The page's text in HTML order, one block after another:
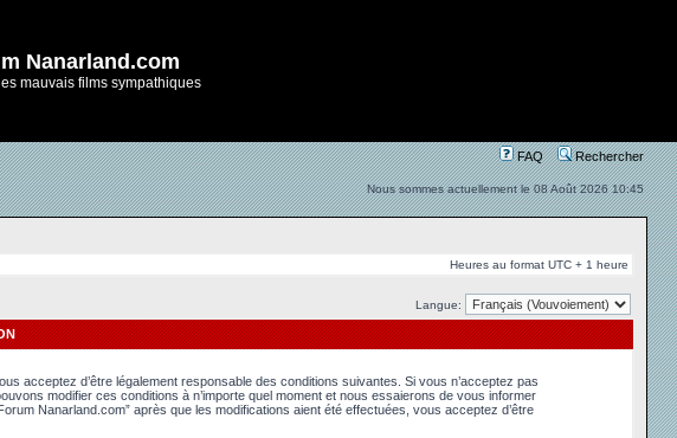
Nanarland.com
mauvais films sympathiques
FAQ Rechercher
Nous sommes actuellement le 08 Août 2026 10:45
Heures au format UTC + 1 heure
Langue:
acceptez d’être légalement responsable des conditions suivantes. Si vous n’acceptez pas
modifier ces conditions à n’importe quel moment et nous essaierons de vous informer
Nanarland.com” après que les modifications aient été effectuées, vous acceptez d’être